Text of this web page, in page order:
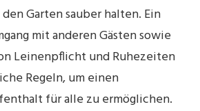
Garten sauber halten. Ein
mit anderen Gästen sowie
Leinenpflicht und Ruhezeiten
Regeln, um einen
für alle zu ermöglichen.